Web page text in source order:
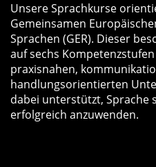
Unsere Sprachkurse
Gemeinsamen
Sprachen (GER). Dieser
auf sechs
praxisnahen,
handlungsorientierten
dabei unterstützt, Sprache
erfolgreich anzuwenden.